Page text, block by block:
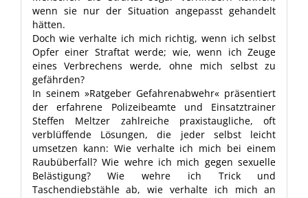
wenn sie nur der Situation angepasst gehandelt
hätten.
Doch wie verhalte ich mich richtig, wenn ich selbst
Opfer einer Straftat werde; wie, wenn ich Zeuge
eines Verbrechens werde, ohne mich selbst zu
gefährden?
In seinem »Ratgeber Gefahrenabwehr« präsentiert
der erfahrene Polizeibeamte und Einsatztrainer
Steffen Meltzer zahlreiche praxistaugliche, oft
verblüffende Lösungen, die jeder selbst leicht
umsetzen kann: Wie verhalte ich mich bei einem
Raubüberfall? Wie wehre ich mich gegen sexuelle
Belästigung? Wie wehre ich Trick und
Taschendiebstähle ab, wie verhalte ich mich an